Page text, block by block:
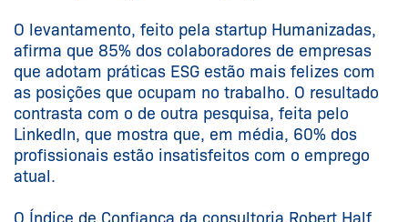
O levantamento, feito pela startup Humanizadas,
afirma que 85% dos colaboradores de empresas
que adotam práticas ESG estão mais felizes com
as posições que ocupam no trabalho. O resultado
contrasta com o de outra pesquisa, feita pelo
LinkedIn, que mostra que, em média, 60% dos
profissionais estão insatisfeitos com o emprego
atual.